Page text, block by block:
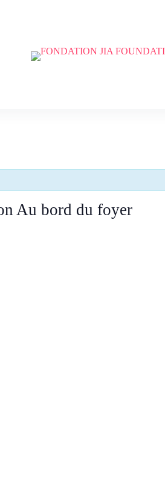
Au bord du foyer